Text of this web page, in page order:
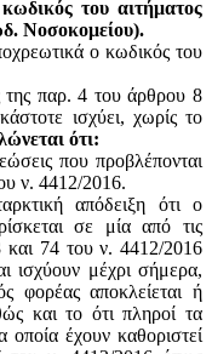
του αιτήματος
Νοσοκομείου).
ο κωδικός του
παρ. 4 του άρθρου 8
ισχύει, χωρίς το
ότι:
που προβλέπονται
ν. 4412/2016.
απόδειξη ότι ο
σε μία από τις
και 74 του ν. 4412/2016
ισχύουν μέχρι σήμερα,
φορέας αποκλείεται ή
και το ότι πληροί τα
οποία έχουν καθοριστεί